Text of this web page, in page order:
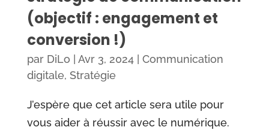
(objectif : engagement et
conversion !)
par DiLo | Avr 3, 2024| Communication
digitale, Stratégie
J’espère que cet article sera utile pour
vous aider à réussir avec le numérique.